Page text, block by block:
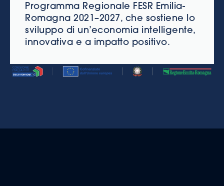
Programma Regionale FESR Emilia-
Romagna 2021–2027, che sostiene lo
sviluppo di un’economia intelligente,
innovativa e a impatto positivo.